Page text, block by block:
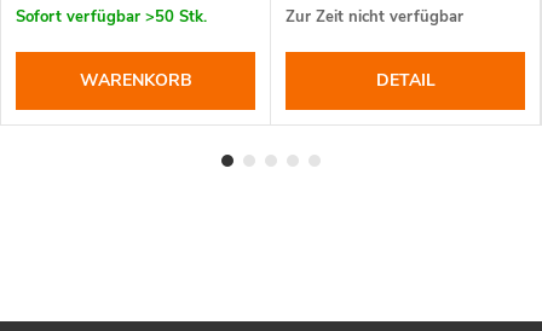
Sofort verfügbar >50 Stk.
WARENKORB
Zur Zeit nicht verfügbar
DETAIL